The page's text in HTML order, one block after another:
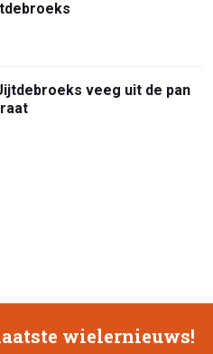
veeg uit de pan
wielernieuws!